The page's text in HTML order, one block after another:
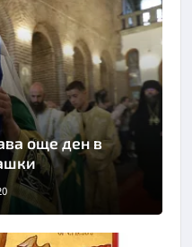
още ден в